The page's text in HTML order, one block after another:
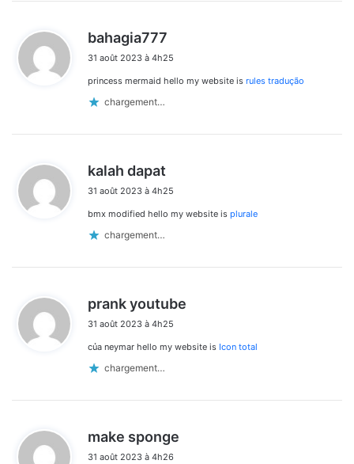
bahagia777
t
31 août 2023 à 4h25
princess mermaid hello my website is rules tradução
chargement…
kalah dapat
t
31 août 2023 à 4h25
bmx modified hello my website is plurale
chargement…
prank youtube
31 août 2023 à 4h25
của neymar hello my website is Icon total
chargement…
make sponge
31 août 2023 à 4h26